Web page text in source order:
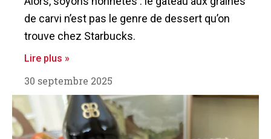
de carvi n’est pas le genre de dessert qu’on
trouve chez Starbucks.
Lire plus »
30 septembre 2025